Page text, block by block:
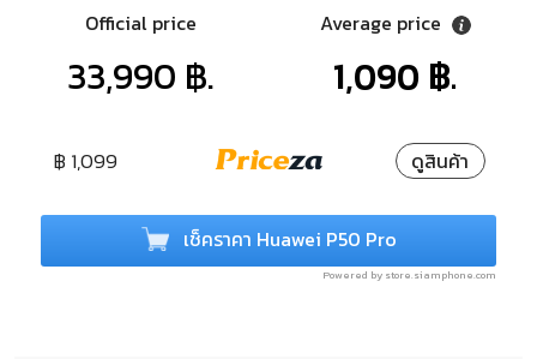
Official price
33,990 ฿.
Average price
1,090 ฿.
฿ 1,099 ดูสินค้า
เช็คราคา Huawei P50 Pro
Powered by store.siamphone.com